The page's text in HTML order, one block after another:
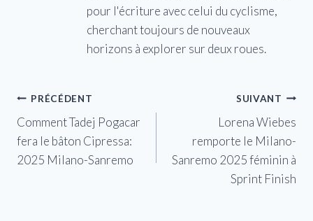
pour l'écriture avec celui du cyclisme,
cherchant toujours de nouveaux
horizons à explorer sur deux roues.
Navigation
de
l’article
PRÉCÉDENT
Comment Tadej Pogacar
fera le bâton Cipressa:
2025 Milano-Sanremo
SUIVANT
Lorena Wiebes
remporte le Milano-
Sanremo 2025 féminin à
Sprint Finish